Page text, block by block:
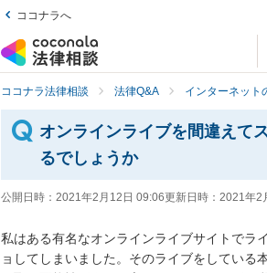
ココナラへ
ココナラ法律相談 法律Q&A インターネット
オンラインライブを間違えて
るでしょうか
公開日時： 2021年2月12日 09:06更新日時： 2021年2
私はある有名なオンラインライブサイトでラ
ョしてしまいました。そのライブをしている